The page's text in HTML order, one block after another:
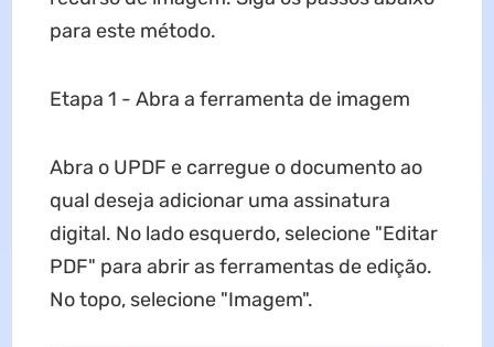
para este método.
Etapa 1 - Abra a ferramenta de imagem
Abra o UPDF e carregue o documento ao
qual deseja adicionar uma assinatura
digital. No lado esquerdo, selecione "Editar
PDF" para abrir as ferramentas de edição.
No topo, selecione "Imagem".